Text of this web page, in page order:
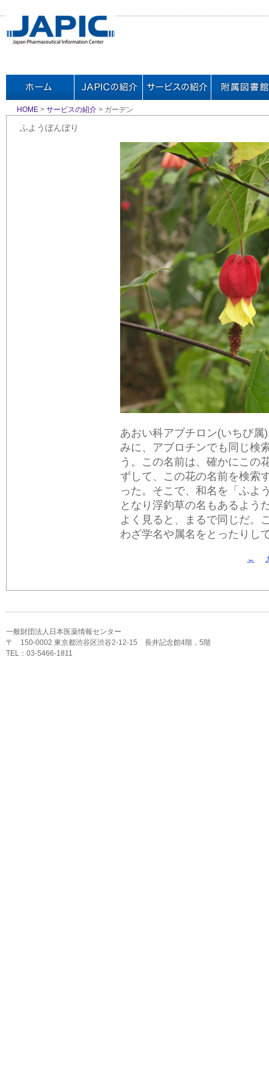
HOME > サービスの紹介 > ガーデン
ふようぼんぼり
あおい科アブチロン(いちび
みに、アブロチンでも同じ検
う。この名前は、確かにこの
ずして、この花の名前を検索
った。そこで、和名を「ふよ
となり浮釣草の名もあるよう
よく見ると、まるで同じだ。
わざ学名や属名をとったりし
←
一般財団法人日本医薬情報センター
〒 150-0002 東京都渋谷区渋谷2-12-15 長井記念館4階，5階
TEL：03-5466-1811